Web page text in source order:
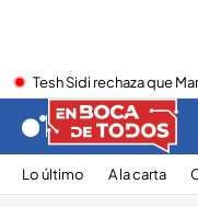
Tesh Sidi rechaza que
Lo último A la carta